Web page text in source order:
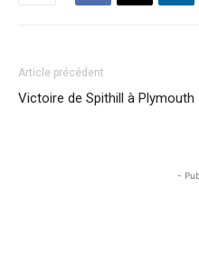
Article précédent
Victoire de Spithill à Plymouth
-